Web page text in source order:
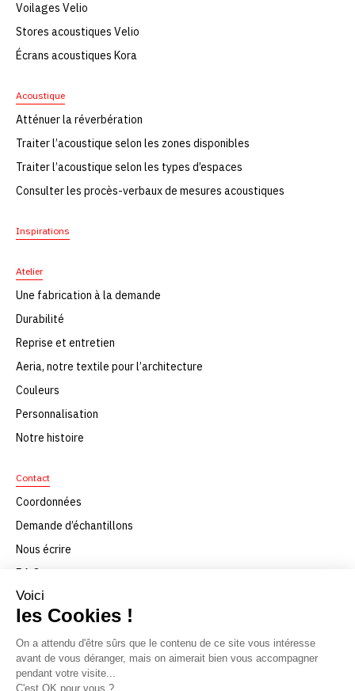
Voilages Velio
Stores acoustiques Velio
Écrans acoustiques Kora
Acoustique
Atténuer la réverbération
Traiter l’acoustique selon les zones disponibles
Traiter l’acoustique selon les types d’espaces
Consulter les procès-verbaux de mesures acoustiques
Inspirations
Atelier
Une fabrication à la demande
Durabilité
Reprise et entretien
Aeria, notre textile pour l’architecture
Couleurs
Personnalisation
Notre histoire
Contact
Coordonnées
Demande d’échantillons
Nous écrire
F.A.Q
Nous rejoindre
Téléchargement
© Texaa 2021 Mentions légales